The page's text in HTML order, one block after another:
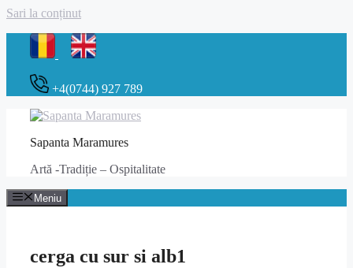
Sari la conținut
+4(0744) 927 789
Sapanta Maramures
Artă -Tradiție – Ospitalitate
Meniu
cerga cu sur si alb1